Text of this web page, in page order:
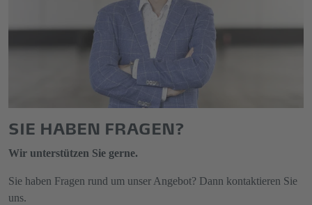
SIE HABEN FRAGEN?
Wir unterstützen Sie gerne.
Sie haben Fragen rund um unser Angebot? Dann kontaktieren Sie
uns.